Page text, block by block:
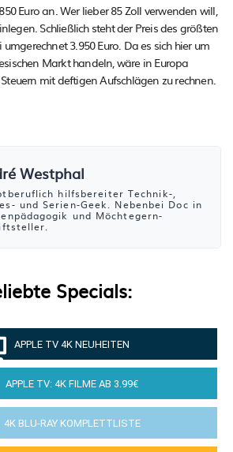
Euro an. Wer lieber 85 Zoll verwenden will,
Schließlich steht der Preis des größten
3.950 Euro. Da es sich hier um
Markt handeln, wäre in Europa
mit deftigen Aufschlägen zu rechnen.
Westphal
hilfsbereiter Technik-,
und Serien-Geek. Nebenbei Doc in
und Möchtegern-
Specials:
APPLE TV 4K NEUHEITEN
APPLE TV: 4K FILME AB 3.99€
4K BLU-RAY KOMPLETTLISTE